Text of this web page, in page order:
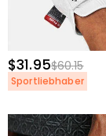
$31.95$60.15
Sportliebhaber